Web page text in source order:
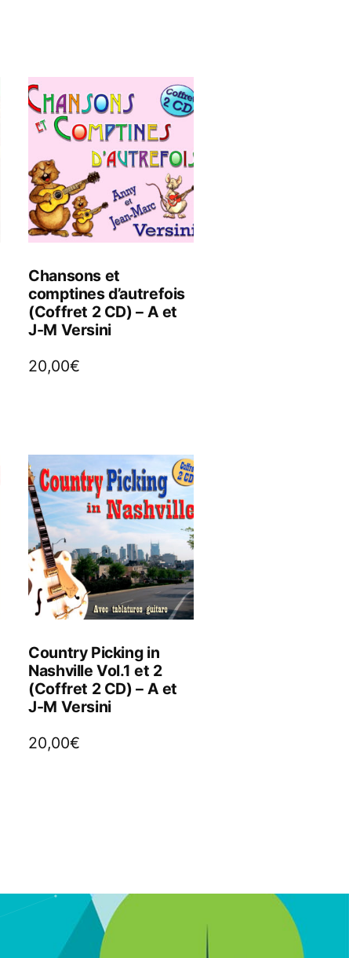
Chansons et
comptines d’autrefois
(Coffret 2 CD) – A et
J-M Versini
20,00€
Country Picking in
Nashville Vol.1 et 2
(Coffret 2 CD) – A et
J-M Versini
20,00€